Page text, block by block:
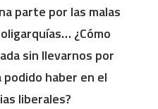
parte por las malas
¿Cómo
sin llevarnos por
podido haber en el
liberales?